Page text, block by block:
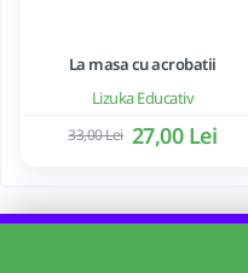
Lizuka Educativ
La masa cu acrobatii
27,00 Lei
33,00 Lei